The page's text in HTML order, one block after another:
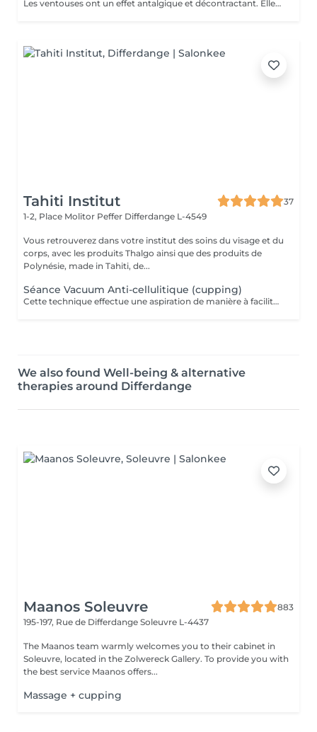
Les ventouses ont un effet antalgique et décontractant. Elles sont recommandées pour soigner différentes lésions musculaires et articulaires : entorses bénignes, contractures, élongations, crampes, lombalgies, tendinites. Les traitement par ventouses sont combinés avec des massages local avec technique isolées et massage relaxant.
Tahiti Institut
37
1-2, Place Molitor Peffer Differdange L-4549
Vous retrouverez dans votre institut des soins du visage et du
corps, avec les produits Thalgo ainsi que des produits de
Polynésie, made in Tahiti, de...
Séance Vacuum Anti-cellulitique (cupping)
Cette technique effectue une aspiration de manière à faciliter le drainage du liquide retenu dans les cellules et à favoriser la circulation sanguine. La combinaison de ces deux effets aide à extraire les adipocytes et favorise l'oxygénation des tissus. Pour cette raison, c'est un traitement recommandé contre la cellulite.
We also found Well-being & alternative
therapies around Differdange
Maanos Soleuvre
883
195-197, Rue de Differdange Soleuvre L-4437
The Maanos team warmly welcomes you to their cabinet in
Soleuvre, located in the Zolwereck Gallery. To provide you with
the best service Maanos offers...
Massage + cupping